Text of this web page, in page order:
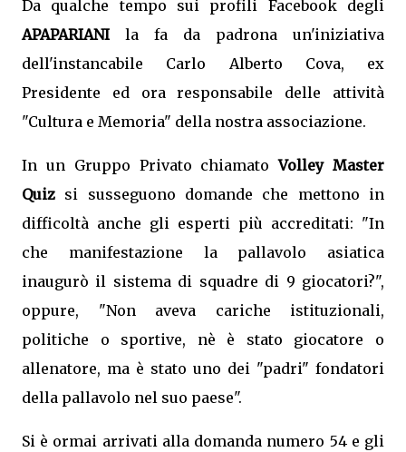
Da qualche tempo sui profili Facebook degli
APAPARIANI la fa da padrona un'iniziativa
dell'instancabile Carlo Alberto Cova, ex
Presidente ed ora responsabile delle attività
"Cultura e Memoria" della nostra associazione.
In un Gruppo Privato chiamatoVolley Master
Quiz si susseguono domande che mettono in
difficoltà anche gli esperti più accreditati: "In
che manifestazione la pallavolo asiatica
inaugurò il sistema di squadre di 9 giocatori?",
oppure, "Non aveva cariche istituzionali,
politiche o sportive, nè è stato giocatore o
allenatore, ma è stato uno dei "padri" fondatori
della pallavolo nel suo paese".
Si è ormai arrivati alla domanda numero 54 e gli